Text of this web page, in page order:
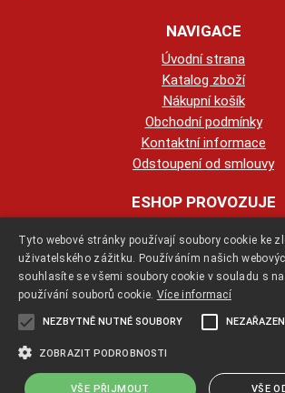
NAVIGACE
Úvodní strana
Katalog zboží
Nákupní košík
Obchodní podmínky
Kontaktní informace
Odstoupení od smlouvy
ESHOP PROVOZUJE
123KRBY s.r.o.
+420 774 422 239
info@123krby.cz
Tyto webové stránky používají soubory cookie ke
uživatelského zážitku. Používáním našich
souhlasíte se všemi soubory cookie v souladu s
používání souborů cookie. Více informací
NEZBYTNĚ NUTNÉ SOUBORY
ZOBRAZIT PODROBNOSTI
VŠE PŘIJMOUT VŠE